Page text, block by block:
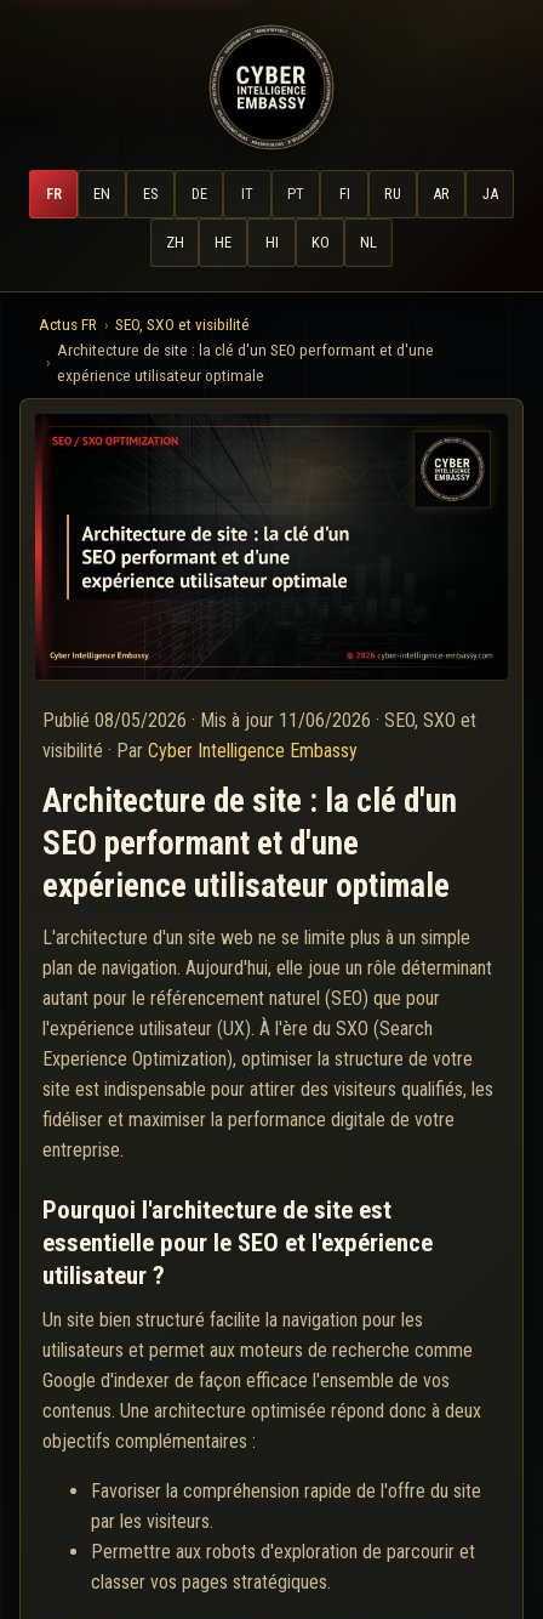
FR EN ES DE IT PT FI RU AR JA
ZH HE HI KO NL
Actus FR
SEO, SXO et visibilité
Architecture de site : la clé d'un SEO performant et d'une
expérience utilisateur optimale
Publié 08/05/2026 · Mis à jour 11/06/2026 · SEO, SXO et
visibilité · Par Cyber Intelligence Embassy
Architecture de site : la clé d'un
SEO performant et d'une
expérience utilisateur optimale
L'architecture d'un site web ne se limite plus à un simple
plan de navigation. Aujourd'hui, elle joue un rôle déterminant
autant pour le référencement naturel (SEO) que pour
l'expérience utilisateur (UX). À l'ère du SXO (Search
Experience Optimization), optimiser la structure de votre
site est indispensable pour attirer des visiteurs qualifiés, les
fidéliser et maximiser la performance digitale de votre
entreprise.
Pourquoi l'architecture de site est
essentielle pour le SEO et l'expérience
utilisateur ?
Un site bien structuré facilite la navigation pour les
utilisateurs et permet aux moteurs de recherche comme
Google d'indexer de façon efficace l'ensemble de vos
contenus. Une architecture optimisée répond donc à deux
objectifs complémentaires :
Favoriser la compréhension rapide de l'offre du site
par les visiteurs.
Permettre aux robots d'exploration de parcourir et
classer vos pages stratégiques.